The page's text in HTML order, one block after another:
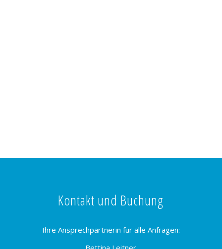
Kontakt und Buchung
Ihre Ansprechpartnerin für alle Anfragen: